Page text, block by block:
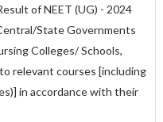
of NEET (UG) - 2024
State Governments
Colleges/ Schools,
relevant courses [including
in accordance with their